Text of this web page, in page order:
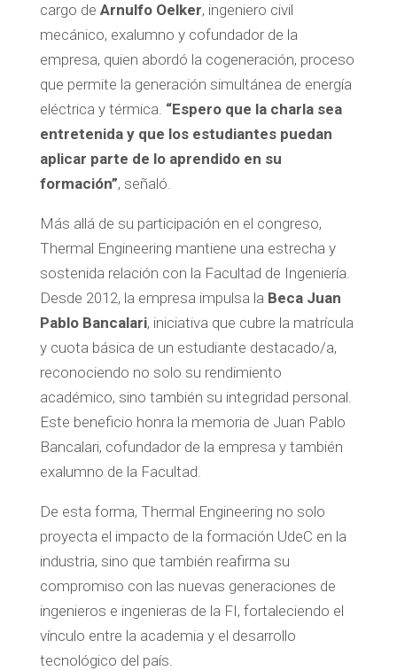
cargo de Arnulfo Oelker, ingeniero civil
mecánico, exalumno y cofundador de la
empresa, quien abordó la cogeneración, proceso
que permite la generación simultánea de energía
eléctrica y térmica. “Espero que la charla sea
entretenida y que los estudiantes puedan
aplicar parte de lo aprendido en su
formación”, señaló.
Más allá de su participación en el congreso,
Thermal Engineering mantiene una estrecha y
sostenida relación con la Facultad de Ingeniería.
Desde 2012, la empresa impulsa la Beca Juan
Pablo Bancalari, iniciativa que cubre la matrícula
y cuota básica de un estudiante destacado/a,
reconociendo no solo su rendimiento
académico, sino también su integridad personal.
Este beneficio honra la memoria de Juan Pablo
Bancalari, cofundador de la empresa y también
exalumno de la Facultad.
De esta forma, Thermal Engineering no solo
proyecta el impacto de la formación UdeC en la
industria, sino que también reafirma su
compromiso con las nuevas generaciones de
ingenieros e ingenieras de la FI, fortaleciendo el
vínculo entre la academia y el desarrollo
tecnológico del país.